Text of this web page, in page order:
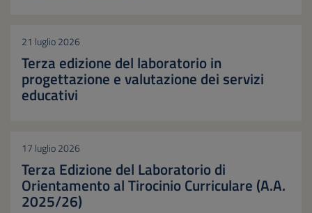
21 luglio 2026
Terza edizione del laboratorio in
progettazione e valutazione dei servizi
educativi
17 luglio 2026
Terza Edizione del Laboratorio di
Orientamento al Tirocinio Curriculare (A.A.
2025/26)